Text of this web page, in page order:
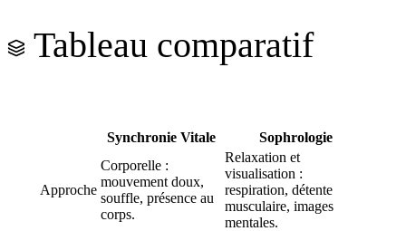
Tableau comparatif
Synchronie Vitale Sophrologie
Approche
Corporelle :
mouvement doux,
souffle, présence au
corps.
Relaxation et
visualisation :
respiration, détente
musculaire, images
mentales.